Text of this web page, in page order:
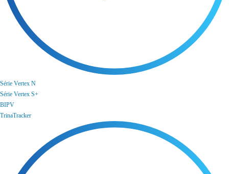
Série Vertex N
Série Vertex S+
BIPV
TrinaTracker